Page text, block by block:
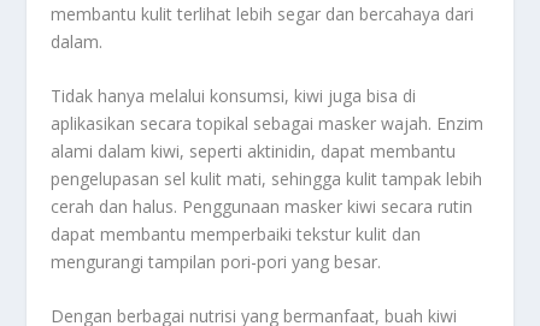
membantu kulit terlihat lebih segar dan bercahaya dari
dalam.
Tidak hanya melalui konsumsi, kiwi juga bisa di
aplikasikan secara topikal sebagai masker wajah. Enzim
alami dalam kiwi, seperti aktinidin, dapat membantu
pengelupasan sel kulit mati, sehingga kulit tampak lebih
cerah dan halus. Penggunaan masker kiwi secara rutin
dapat membantu memperbaiki tekstur kulit dan
mengurangi tampilan pori-pori yang besar.
Dengan berbagai nutrisi yang bermanfaat, buah kiwi